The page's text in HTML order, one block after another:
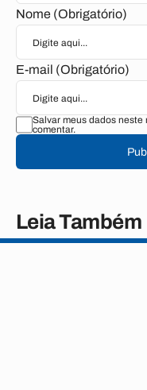
Nome (Obrigatório)
E-mail (Obrigatório)
Salvar meus dados neste
comentar.
Leia Também